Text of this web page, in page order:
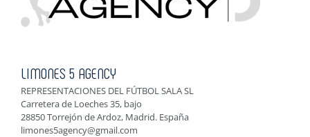
LIMONES 5 AGENCY
REPRESENTACIONES DEL FÚTBOL SALA SL
Carretera de Loeches 35, bajo
28850 Torrejón de Ardoz, Madrid. España
limones5agency@gmail.com